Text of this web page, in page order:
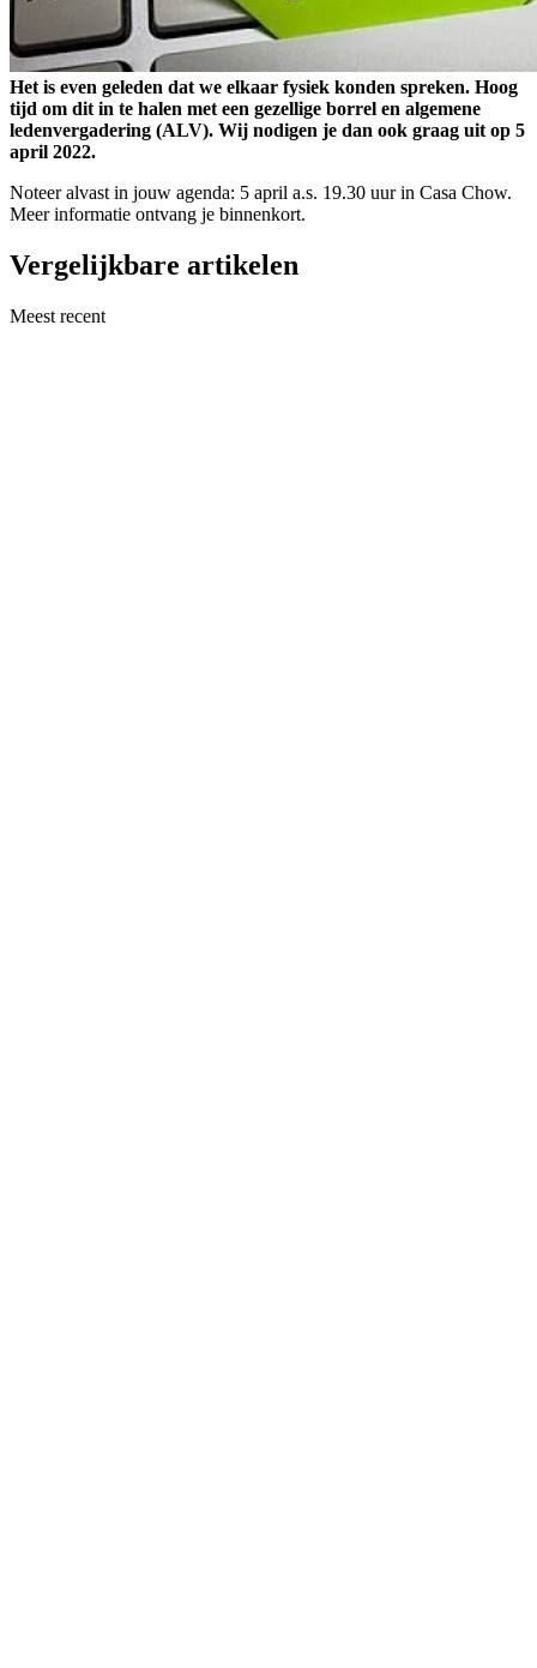
Het is even geleden dat we elkaar fysiek konden spreken. Hoog
tijd om dit in te halen met een gezellige borrel en algemene
ledenvergadering (ALV). Wij nodigen je dan ook graag uit op 5
april 2022.
Noteer alvast in jouw agenda: 5 april a.s. 19.30 uur in Casa Chow.
Meer informatie ontvang je binnenkort.
Vergelijkbare artikelen
Meest recent